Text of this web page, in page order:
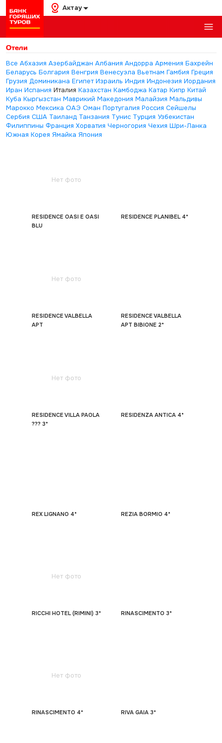
Актау
Отели
Все Абхазия Азербайджан Албания Андорра Армения Бахрейн
Беларусь Болгария Венгрия Венесуэла Вьетнам Гамбия Греция
Грузия Доминикана Египет Израиль Индия Индонезия Иордания
Иран Испания Италия Казахстан Камбоджа Катар Кипр Китай
Куба Кыргызстан Маврикий Македония Малайзия Мальдивы
Марокко Мексика ОАЭ Оман Португалия Россия Сейшелы
Сербия США Таиланд Танзания Тунис Турция Узбекистан
Филиппины Франция Хорватия Черногория Чехия Шри-Ланка
Южная Корея Ямайка Япония
Нет фото
RESIDENCE OASI E OASI
BLU
RESIDENCE PLANIBEL 4*
Нет фото
RESIDENCE VALBELLA
APT
RESIDENCE VALBELLA
APT BIBIONE 2*
Нет фото
RESIDENCE VILLA PAOLA
??? 3*
RESIDENZA ANTICA 4*
REX LIGNANO 4* REZIA BORMIO 4*
Нет фото
RICCHI HOTEL (RIMINI) 3* RINASCIMENTO 3*
Нет фото
RINASCIMENTO 4* RIVA GAIA 3*